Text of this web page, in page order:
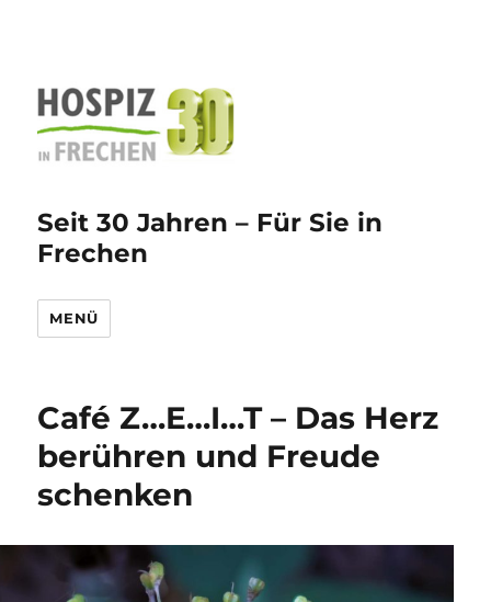
Seit 30 Jahren – Für Sie in
Frechen
MENÜ
Café Z…E…I…T – Das Herz
berühren und Freude
schenken